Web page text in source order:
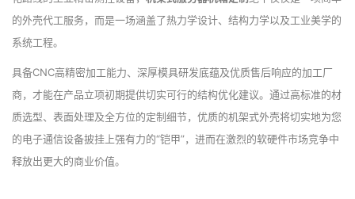
的外壳代工服务，而是一场涵盖了热力学设计、结构力学以及工业美学的
系统工程。
具备CNC高精密加工能力、深厚模具研发底蕴及优质售后响应的加工厂
商，才能在产品立项初期提供切实可行的结构优化建议。通过高标准的材
质选型、表面处理及全方位的定制细节，优质的机架式外壳将切实地为您
的电子通信设备披挂上强有力的“铠甲”，进而在激烈的软硬件市场竞争中
释放出更大的商业价值。